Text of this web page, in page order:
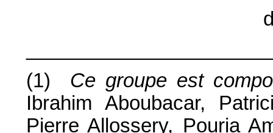
(1) Ce groupe est
Ibrahim Aboubacar,
Pierre Allossery, Pouria